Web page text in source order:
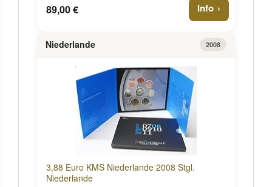
89,00 € Info
Niederlande 2008
3,88 Euro KMS Niederlande 2008 Stgl.
Niederlande